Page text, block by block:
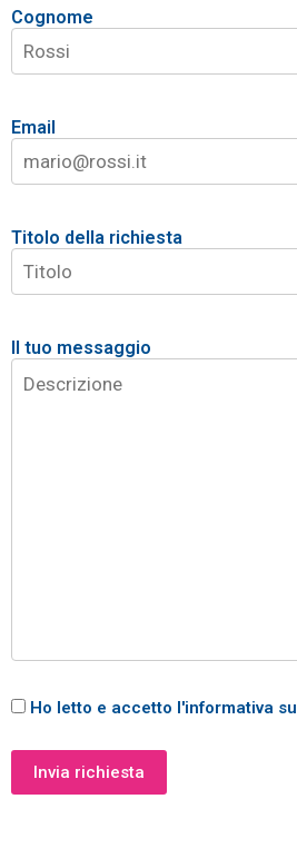
Cognome
Email
Titolo della richiesta
Il tuo messaggio
Ho letto e accetto l'informativa